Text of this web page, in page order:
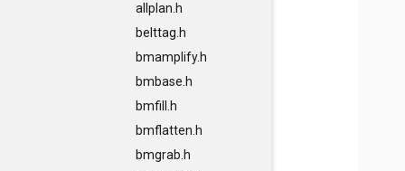
allplan.h
belttag.h
bmamplify.h
bmbase.h
bmfill.h
bmflatten.h
bmgrab.h